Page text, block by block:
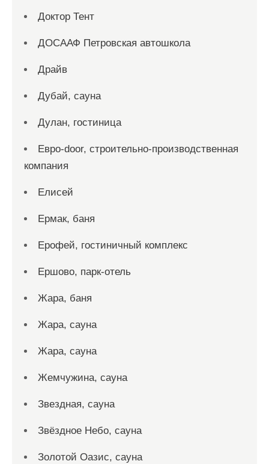
Доктор Тент
ДОСААФ Петровская автошкола
Драйв
Дубай, сауна
Дулан, гостиница
Евро-door, строительно-производственная
компания
Елисей
Ермак, баня
Ерофей, гостиничный комплекс
Ершово, парк-отель
Жара, баня
Жара, сауна
Жара, сауна
Жемчужина, сауна
Звездная, сауна
Звёздное Небо, сауна
Золотой Оазис, сауна